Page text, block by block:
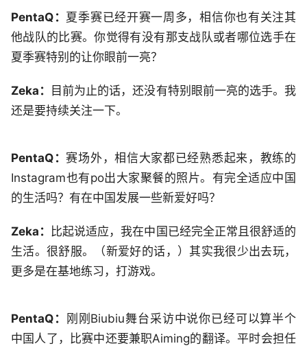
PentaQ： 夏季赛已经开赛一周多，相信你也有关注其
他战队的比赛。你觉得有没有那支战队或者哪位选手在
夏季赛特别的让你眼前一亮？
Zeka：
目前为止的话，还没有特别眼前一亮的选手。我
还是要持续关注一下。
PentaQ： 赛场外，相信大家都已经熟悉起来，教练的
Instagram也有po出大家聚餐的照片。有完全适应中国
的生活吗？有在中国发展一些新爱好吗？
Zeka： 比起说适应，我在中国已经完全正常且很舒适的
生活。很舒服。（新爱好的话，）其实我很少出去玩，
更多是在基地练习，打游戏。
PentaQ：
刚刚Biubiu舞台采访中说你已经可以算半个
中国人了，比赛中还要兼职Aiming的翻译。平时会担任